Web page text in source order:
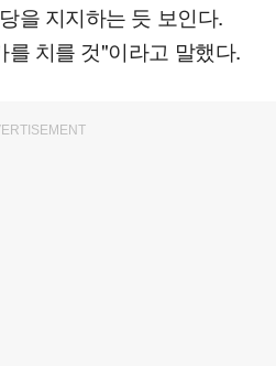
을 지지하는 듯 보인다.
치를 것"이라고 말했다.